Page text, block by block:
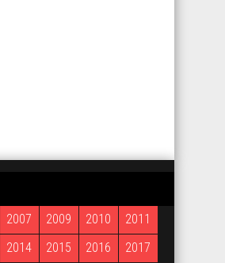
2007 2009 2010
2011
2014 2015 2016
2017